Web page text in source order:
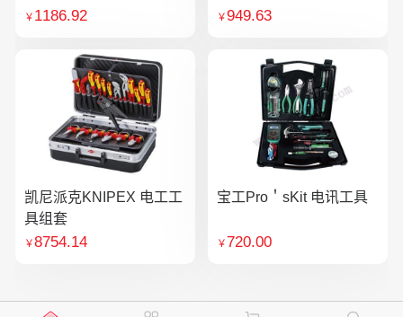
￥ 1186.92 ￥949.63
凯尼派克KNIPEX 电工工
具组套
￥8754.14
宝工Pro＇sKit 电讯工具
￥720.00